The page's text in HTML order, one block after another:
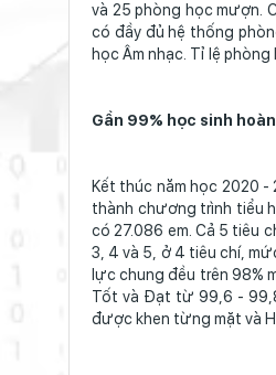
và 25 phòng học mượn.
có đầy đủ hệ thống
học Âm nhạc. Tỉ lệ
Gần 99% học sinh
Kết thúc năm học 2020 -
thành chương trình tiểu
có 27.086 em. Cả 5 tiêu
3, 4 và 5, ở 4 tiêu chí,
lực chung đều trên 98%
Tốt và Đạt từ 99,6 -
được khen từng mặt và